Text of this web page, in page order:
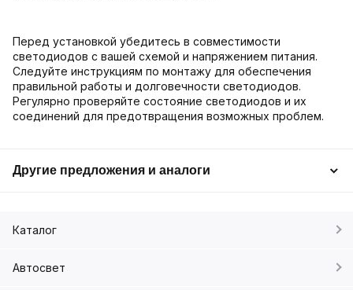
Перед установкой убедитесь в совместимости
светодиодов с вашей схемой и напряжением питания.
Следуйте инструкциям по монтажу для обеспечения
правильной работы и долговечности светодиодов.
Регулярно проверяйте состояние светодиодов и их
соединений для предотвращения возможных проблем.
Другие предложения и аналоги
Каталог
Автосвет